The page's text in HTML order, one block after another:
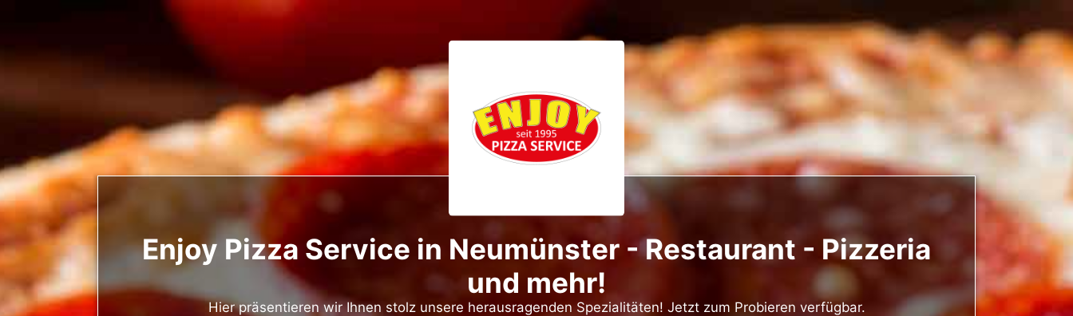
Enjoy Pizza Service in Neumünster - Restaurant - Pizzeria
und mehr!
Hier präsentieren wir Ihnen stolz unsere herausragenden Spezialitäten! Jetzt zum Probieren verfügbar.